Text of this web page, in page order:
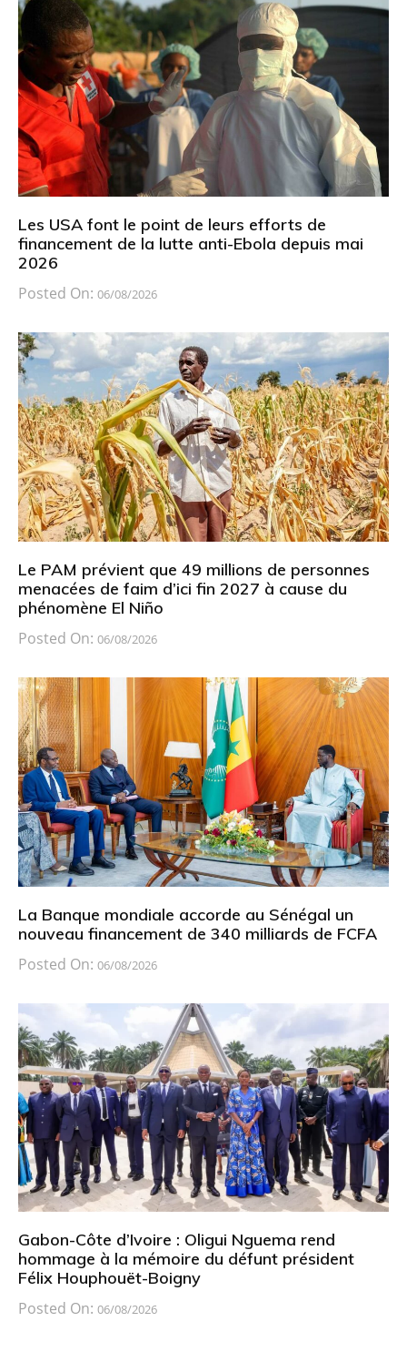
Les USA font le point de leurs efforts de
financement de la lutte anti-Ebola depuis mai
2026
Posted On: 06/08/2026
Le PAM prévient que 49 millions de personnes
menacées de faim d’ici fin 2027 à cause du
phénomène El Niño
Posted On: 06/08/2026
La Banque mondiale accorde au Sénégal un
nouveau financement de 340 milliards de FCFA
Posted On: 06/08/2026
Gabon-Côte d’Ivoire : Oligui Nguema rend
hommage à la mémoire du défunt président
Félix Houphouët-Boigny
Posted On: 06/08/2026